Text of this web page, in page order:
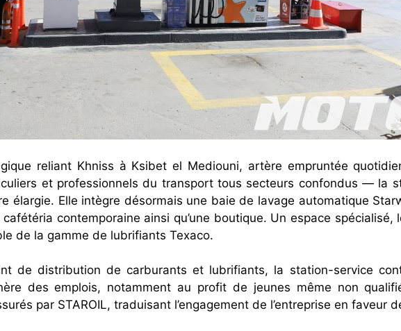
reliant Khniss à Ksibet el Mediouni, artère empruntée
et professionnels du transport tous secteurs confondus — la
élargie. Elle intègre désormais une baie de lavage automatique
contemporaine ainsi qu’une boutique. Un espace spécialisé,
de la gamme de lubrifiants Texaco.
de distribution de carburants et lubrifiants, la station-service
des emplois, notamment au profit de jeunes même non
par STAROIL, traduisant l’engagement de l’entreprise en faveur